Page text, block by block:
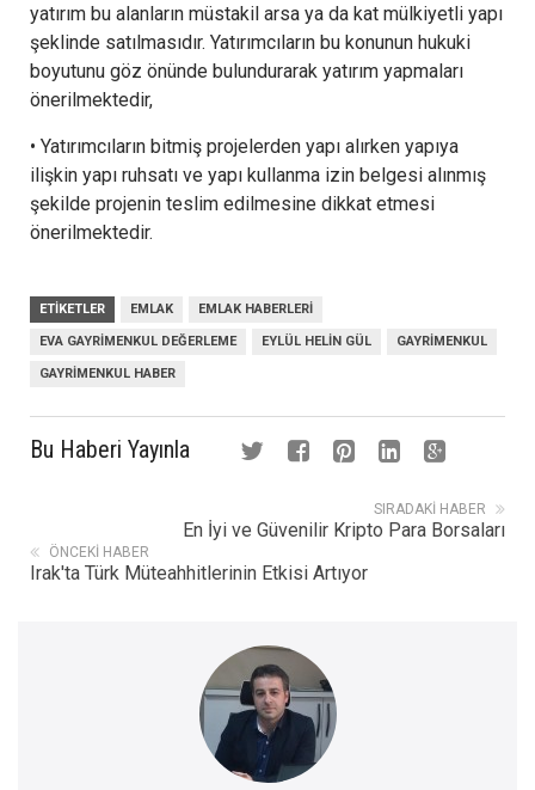
yatırım bu alanların müstakil arsa ya da kat mülkiyetli yapı
şeklinde satılmasıdır. Yatırımcıların bu konunun hukuki
boyutunu göz önünde bulundurarak yatırım yapmaları
önerilmektedir,
• Yatırımcıların bitmiş projelerden yapı alırken yapıya
ilişkin yapı ruhsatı ve yapı kullanma izin belgesi alınmış
şekilde projenin teslim edilmesine dikkat etmesi
önerilmektedir.
ETIKETLER EMLAK EMLAK HABERLERI
EVA GAYRIMENKUL DEĞERLEME EYLÜL HELIN GÜL GAYRIMENKUL
GAYRIMENKUL HABER
Bu Haberi Yayınla
SIRADAKI HABER
En İyi ve Güvenilir Kripto Para Borsaları
ÖNCEKI HABER
Irak'ta Türk Müteahhitlerinin Etkisi Artıyor